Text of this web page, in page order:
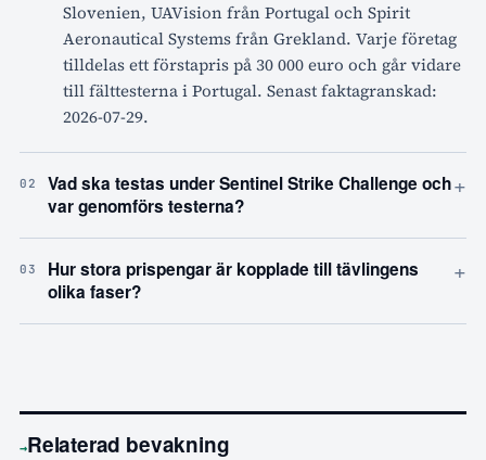
Slovenien, UAVision från Portugal och Spirit
Aeronautical Systems från Grekland. Varje företag
tilldelas ett förstapris på 30 000 euro och går vidare
till fälttesterna i Portugal. Senast faktagranskad:
2026-07-29.
02
Vad ska testas under Sentinel Strike Challenge och
var genomförs testerna?
+
03
Hur stora prispengar är kopplade till tävlingens
olika faser?
+
→Relaterad bevakning